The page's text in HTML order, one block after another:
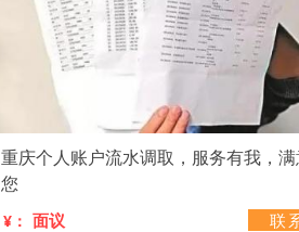
重庆个人账户流水调取，服务有我，
您
¥： 面议 联